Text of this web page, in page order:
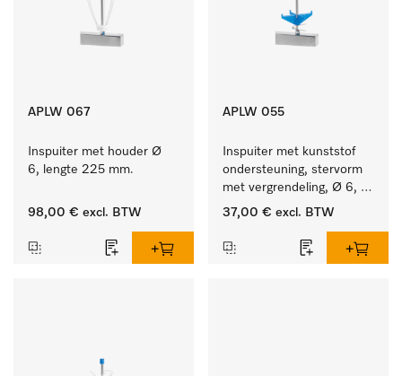
APLW 067
Inspuiter met houder Ø
6, lengte 225 mm.
98,00 € excl. BTW
APLW 055
Inspuiter met kunststof
ondersteuning, stervorm
met vergrendeling, Ø 6,
lengte 175 mm.
37,00 € excl. BTW